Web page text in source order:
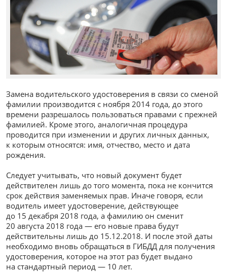
Замена водительского удостоверения в связи со сменой
фамилии производится с ноября 2014 года, до этого
времени разрешалось пользоваться правами с прежней
фамилией. Кроме этого, аналогичная процедура
проводится при изменении и других личных данных,
к которым относятся: имя, отчество, место и дата
рождения.
Следует учитывать, что новый документ будет
действителен лишь до того момента, пока не кончится
срок действия заменяемых прав. Иначе говоря, если
водитель имеет удостоверение, действующее
до 15 декабря 2018 года, а фамилию он сменит
20 августа 2018 года — его новые права будут
действительны лишь до 15.12.2018. И после этой даты
необходимо вновь обращаться в ГИБДД для получения
удостоверения, которое на этот раз будет выдано
на стандартный период — 10 лет.